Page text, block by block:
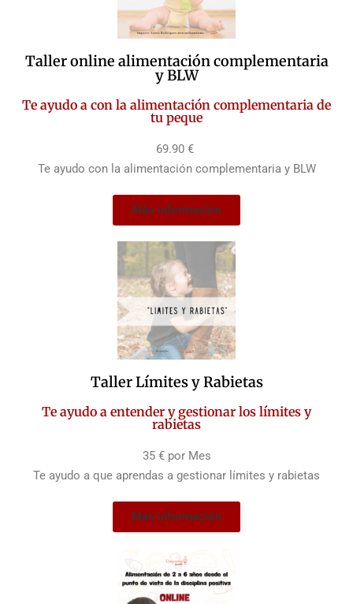
Taller online alimentación complementaria
y BLW
Te ayudo a con la alimentación complementaria de
tu peque
69.90 €
Te ayudo con la alimentación complementaria y BLW
Más información
Taller Límites y Rabietas
Te ayudo a entender y gestionar los límites y
rabietas
35 € por Mes
Te ayudo a que aprendas a gestionar límites y rabietas
Más información